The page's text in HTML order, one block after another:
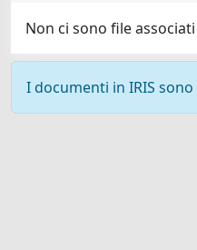
Non ci sono file
I documenti in IRIS